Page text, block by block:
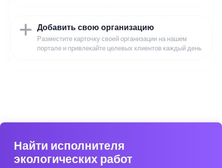
Добавить свою организацию
Разместите карточку своей организации на нашем
портале и привлекайте целевых клиентов каждый день
Найти исполнителя
экологических работ